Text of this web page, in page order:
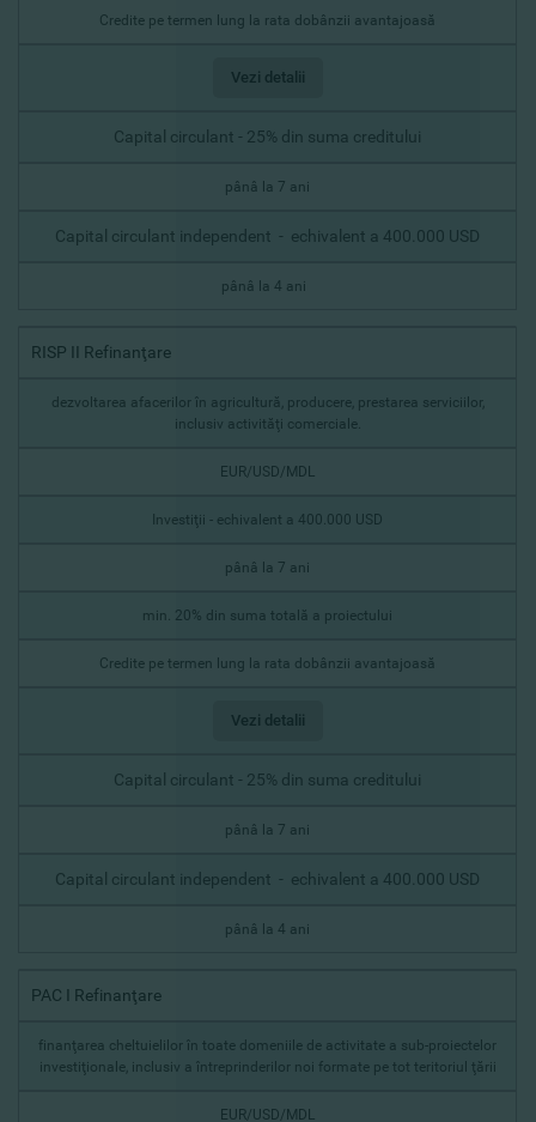
Credite pe termen lung la rata dobânzii avantajoasă
Vezi detalii
Capital circulant - 25% din suma creditului
pânâ la 7 ani
Capital circulant independent - echivalent a 400.000 USD
pânâ la 4 ani
RISP II Refinanţare
dezvoltarea afacerilor în agricultură, producere, prestarea serviciilor,
inclusiv activităţi comerciale.
EUR/USD/MDL
Investiţii - echivalent a 400.000 USD
pânâ la 7 ani
min. 20% din suma totală a proiectului
Credite pe termen lung la rata dobânzii avantajoasă
Vezi detalii
Capital circulant - 25% din suma creditului
pânâ la 7 ani
Capital circulant independent - echivalent a 400.000 USD
pânâ la 4 ani
PAC I Refinanţare
finanţarea cheltuielilor în toate domeniile de activitate a sub-proiectelor
investiţionale, inclusiv a întreprinderilor noi formate pe tot teritoriul ţării
EUR/USD/MDL